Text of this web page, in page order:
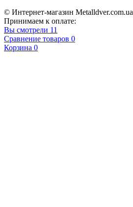
© Интернет-магазин Metalldver.com.ua
Принимаем к оплате:
Вы смотрели 11
Сравнение товаров 0
Корзина 0